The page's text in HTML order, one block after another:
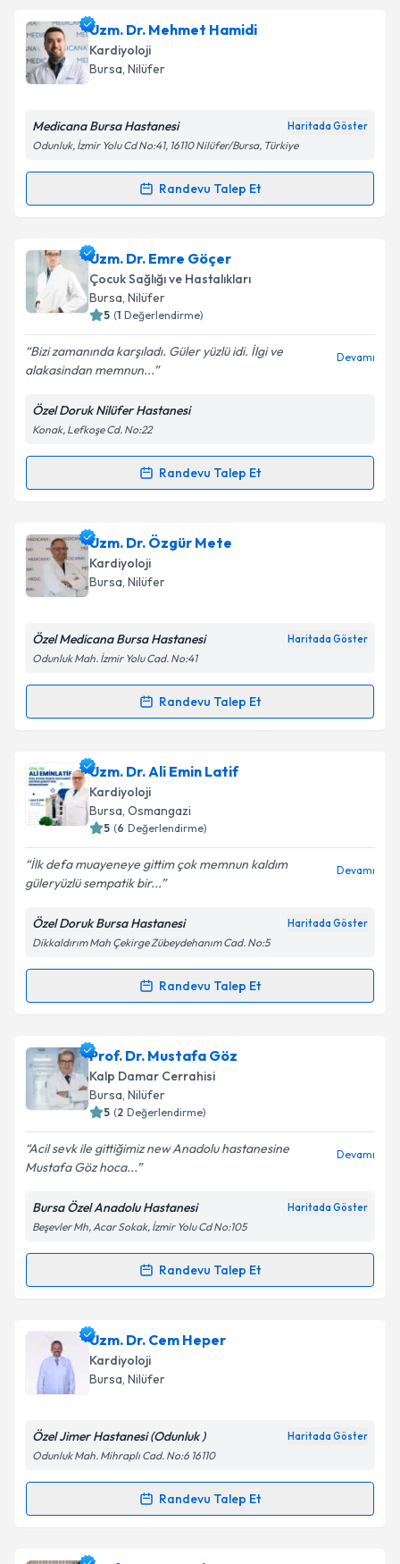
Op. Dr. Temmuz Taneriçin randevu takvimi talebi
oluşturun. Size bu uzmandan randevu almanız için bir
takvim hazırlandığında e-posta ile bilgilendireceğiz.
Kişisel verilerimin işlenmesine ilişkin
Metni'ni okudum ve kişisel verilerimin belirtilen
Takvim Talebini Gönder
Uzm. Dr. Mehmet Hamidi
Kardiyoloji
Bursa, Nilüfer
Medicana Bursa Hastanesi Haritada Göster
Odunluk, İzmir Yolu Cd No:41, 16110 Nilüfer/Bursa, Türkiye
Randevu Talep Et
Randevu Takvimi Talebi
Uzm. Dr. Mehmet Hamidiiçin randevu takvimi talebi
oluşturun. Size bu uzmandan randevu almanız için bir
takvim hazırlandığında e-posta ile bilgilendireceğiz.
Kişisel verilerimin işlenmesine ilişkin
Metni'ni okudum ve kişisel verilerimin belirtilen
kapsamda işlenmesini kabul ediyorum.
Uzm. Dr. Emre Göçer
Çocuk Sağlığı ve Hastalıkları
Bursa, Nilüfer
5 (1 Değerlendirme)
Bizi zamanında karşıladı. Güler yüzlü idi. İlgi ve
alakasindan memnun...
Devamı
Özel Doruk Nilüfer Hastanesi
Konak, Lefkoşe Cd. No:22
Randevu Talep Et
Randevu Takvimi Talebi
Uzm. Dr. Emre Göçer için randevu takvimi talebi
oluşturun. Size bu uzmandan randevu almanız için bir
takvim hazırlandığında e-posta ile bilgilendireceğiz.
Kişisel verilerimin işlenmesine ilişkin
Metni'ni okudum ve kişisel verilerimin belirtilen
Takvim Talebini Gönder
Uzm. Dr. Özgür Mete
Kardiyoloji
Bursa, Nilüfer
Özel Medicana Bursa Hastanesi Haritada Göster
Odunluk Mah. İzmir Yolu Cad. No:41
Randevu Talep Et
Randevu Takvimi Talebi
Uzm. Dr. Özgür Meteiçin randevu takvimi talebi
oluşturun. Size bu uzmandan randevu almanız için bir
takvim hazırlandığında e-posta ile bilgilendireceğiz.
Kişisel verilerimin işlenmesine ilişkin
Aydınlatma
Metni'ni okudum ve kişisel verilerimin belirtilen
kapsamda işlenmesini kabul ediyorum.
Uzm. Dr. Ali Emin Latif
Kardiyoloji
Bursa, Osmangazi
5 (6 Değerlendirme)
İlk defa muayeneye gittim çok memnun kaldım
güleryüzlü sempatik bir...
Devamı
Özel Doruk Bursa Hastanesi Haritada Göster
Dikkaldırım Mah Çekirge Zübeydehanım Cad. No:5
Randevu Talep Et
Randevu Takvimi Talebi
Uzm. Dr. Ali Emin Latifiçin randevu takvimi talebi
oluşturun. Size bu uzmandan randevu almanız için bir
takvim hazırlandığında e-posta ile bilgilendireceğiz.
Kişisel verilerimin işlenmesine ilişkin
Aydınlatma
Metni'ni okudum ve kişisel verilerimin belirtilen
kapsamda işlenmesini kabul ediyorum.
Prof. Dr. Mustafa Göz
Kalp Damar Cerrahisi
Bursa, Nilüfer
5 (2 Değerlendirme)
Acil sevk ile gittiğimiz new Anadolu hastanesine
Mustafa Göz hoca...
Devamı
Bursa Özel Anadolu Hastanesi Haritada Göster
Beşevler Mh, Acar Sokak, İzmir Yolu Cd No:105
Randevu Talep Et
Randevu Takvimi Talebi
Prof. Dr. Mustafa Göziçin randevu takvimi talebi
oluşturun. Size bu uzmandan randevu almanız için bir
takvim hazırlandığında e-posta ile bilgilendireceğiz.
Kişisel verilerimin işlenmesine ilişkin
Metni'ni okudum ve kişisel verilerimin belirtilen
Uzm. Dr. Cem Heper
Kardiyoloji
Bursa, Nilüfer
Özel Jimer Hastanesi (Odunluk ) Haritada Göster
Odunluk Mah. Mihraplı Cad. No:6 16110
Randevu Talep Et
Randevu Takvimi Talebi